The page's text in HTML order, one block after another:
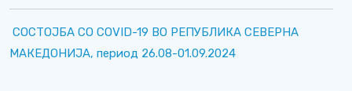
СОСТОЈБА СО COVID-19 ВО РЕПУБЛИКА СЕВЕРНА
МАКЕДОНИЈА, период 26.08-01.09.2024